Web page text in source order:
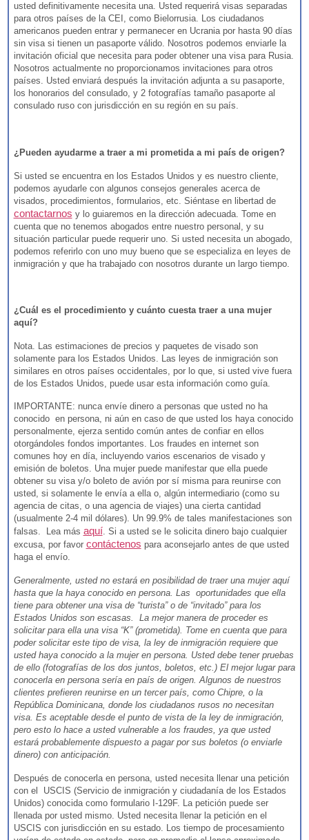
usted definitivamente necesita una. Usted requerirá visas separadas
para otros países de la CEI, como Bielorrusia. Los ciudadanos
americanos pueden entrar y permanecer en Ucrania por hasta 90 días
sin visa si tienen un pasaporte válido. Nosotros podemos enviarle la
invitación oficial que necesita para poder obtener una visa para Rusia.
Nosotros actualmente no proporcionamos invitaciones para otros
países. Usted enviará después la invitación adjunta a su pasaporte,
los honorarios del consulado, y 2 fotografías tamaño pasaporte al
consulado ruso con jurisdicción en su región en su país.
¿Pueden ayudarme a traer a mi prometida a mi país de origen?
Si usted se encuentra en los Estados Unidos y es nuestro cliente,
podemos ayudarle con algunos consejos generales acerca de
visados, procedimientos, formularios, etc. Siéntase en libertad de
contactarnos y lo guiaremos en la dirección adecuada. Tome en
cuenta que no tenemos abogados entre nuestro personal, y su
situación particular puede requerir uno. Si usted necesita un abogado,
podemos referirlo con uno muy bueno que se especializa en leyes de
inmigración y que ha trabajado con nosotros durante un largo tiempo.
¿Cuál es el procedimiento y cuánto cuesta traer a una mujer
aquí?
Nota. Las estimaciones de precios y paquetes de visado son
solamente para los Estados Unidos. Las leyes de inmigración son
similares en otros países occidentales, por lo que, si usted vive fuera
de los Estados Unidos, puede usar esta información como guía.
IMPORTANTE: nunca envíe dinero a personas que usted no ha
conocido en persona, ni aún en caso de que usted los haya conocido
personalmente, ejerza sentido común antes de confiar en ellos
otorgándoles fondos importantes. Los fraudes en internet son
comunes hoy en día, incluyendo varios escenarios de visado y
emisión de boletos. Una mujer puede manifestar que ella puede
obtener su visa y/o boleto de avión por sí misma para reunirse con
usted, si solamente le envía a ella o, algún intermediario (como su
agencia de citas, o una agencia de viajes) una cierta cantidad
(usualmente 2-4 mil dólares). Un 99.9% de tales manifestaciones son
falsas. Lea más aquí. Si a usted se le solicita dinero bajo cualquier
excusa, por favor contáctenos para aconsejarlo antes de que usted
haga el envío.
Generalmente, usted no estará en posibilidad de traer una mujer aquí
hasta que la haya conocido en persona. Las oportunidades que ella
tiene para obtener una visa de “turista” o de “invitado” para los
Estados Unidos son escasas. La mejor manera de proceder es
solicitar para ella una visa “K” (prometida). Tome en cuenta que para
poder solicitar este tipo de visa, la ley de inmigración requiere que
usted haya conocido a la mujer en persona. Usted debe tener pruebas
de ello (fotografías de los dos juntos, boletos, etc.) El mejor lugar para
conocerla en persona sería en país de origen. Algunos de nuestros
clientes prefieren reunirse en un tercer país, como Chipre, o la
República Dominicana, donde los ciudadanos rusos no necesitan
visa. Es aceptable desde el punto de vista de la ley de inmigración,
pero esto lo hace a usted vulnerable a los fraudes, ya que usted
estará probablemente dispuesto a pagar por sus boletos (o enviarle
dinero) con anticipación.
Después de conocerla en persona, usted necesita llenar una petición
con el USCIS (Servicio de inmigración y ciudadanía de los Estados
Unidos) conocida como formulario I-129F. La petición puede ser
llenada por usted mismo. Usted necesita llenar la petición en el
USCIS con jurisdicción en su estado. Los tiempo de procesamiento